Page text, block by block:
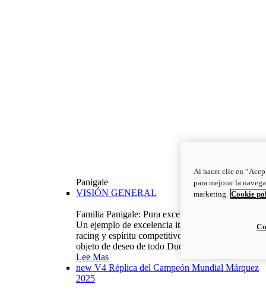
Panigale
VISIÓN GENERAL
Familia Panigale: Pura excelencia italiana.
Un ejemplo de excelencia italiana, con ADN
racing y espíritu competitivo: la Panigale es el
objeto de deseo de todo Ducatista.
Lee Mas
new V4 Réplica del Campeón Mundial Márquez
2025
Al hacer clic en
para mejorar la
marketing. Cookie